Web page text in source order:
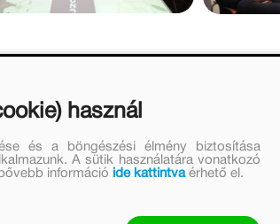
használ
és a böngészési élmény biztosítása
A sütik használatára vonatkozó
információ ide kattintvaérhető el.